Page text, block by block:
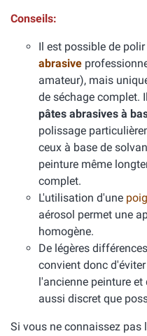
Conseils:
Il est possible de
abrasive
amateur), mais
de séchage complet.
pâtes abrasives à
polissage
ceux à base de
peinture même
complet.
L'utilisation d'une
aérosol permet une
homogène.
De légères
convient donc
l'ancienne peinture
aussi discret que
Si vous ne connaissez pas